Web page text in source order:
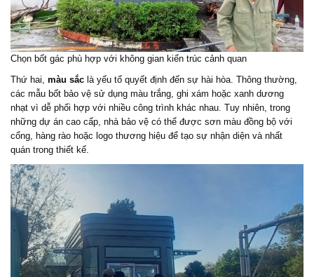
Chọn bốt gác phù hợp với không gian kiến trúc cảnh quan
Thứ hai, màu sắc là yếu tố quyết định đến sự hài hòa. Thông thường,
các mẫu bốt bảo vệ sử dụng màu trắng, ghi xám hoặc xanh dương
nhạt vì dễ phối hợp với nhiều công trình khác nhau. Tuy nhiên, trong
những dự án cao cấp, nhà bảo vệ có thể được sơn màu đồng bộ với
cổng, hàng rào hoặc logo thương hiệu để tạo sự nhận diện và nhất
quán trong thiết kế.